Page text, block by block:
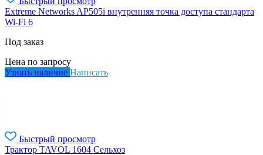
Extreme Networks AP505i внутренняя точка доступа стандарта
Wi-Fi 6
Под заказ
Цена по запросу
Узнать наличие Написать
Быстрый просмотр
Трактор TAVOL 1604 Сельхоз